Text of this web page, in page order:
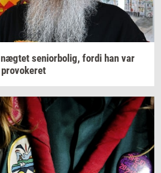
næg­tet se­ni­o­r­bo­lig, fordi han var
pro­vo­ke­ret